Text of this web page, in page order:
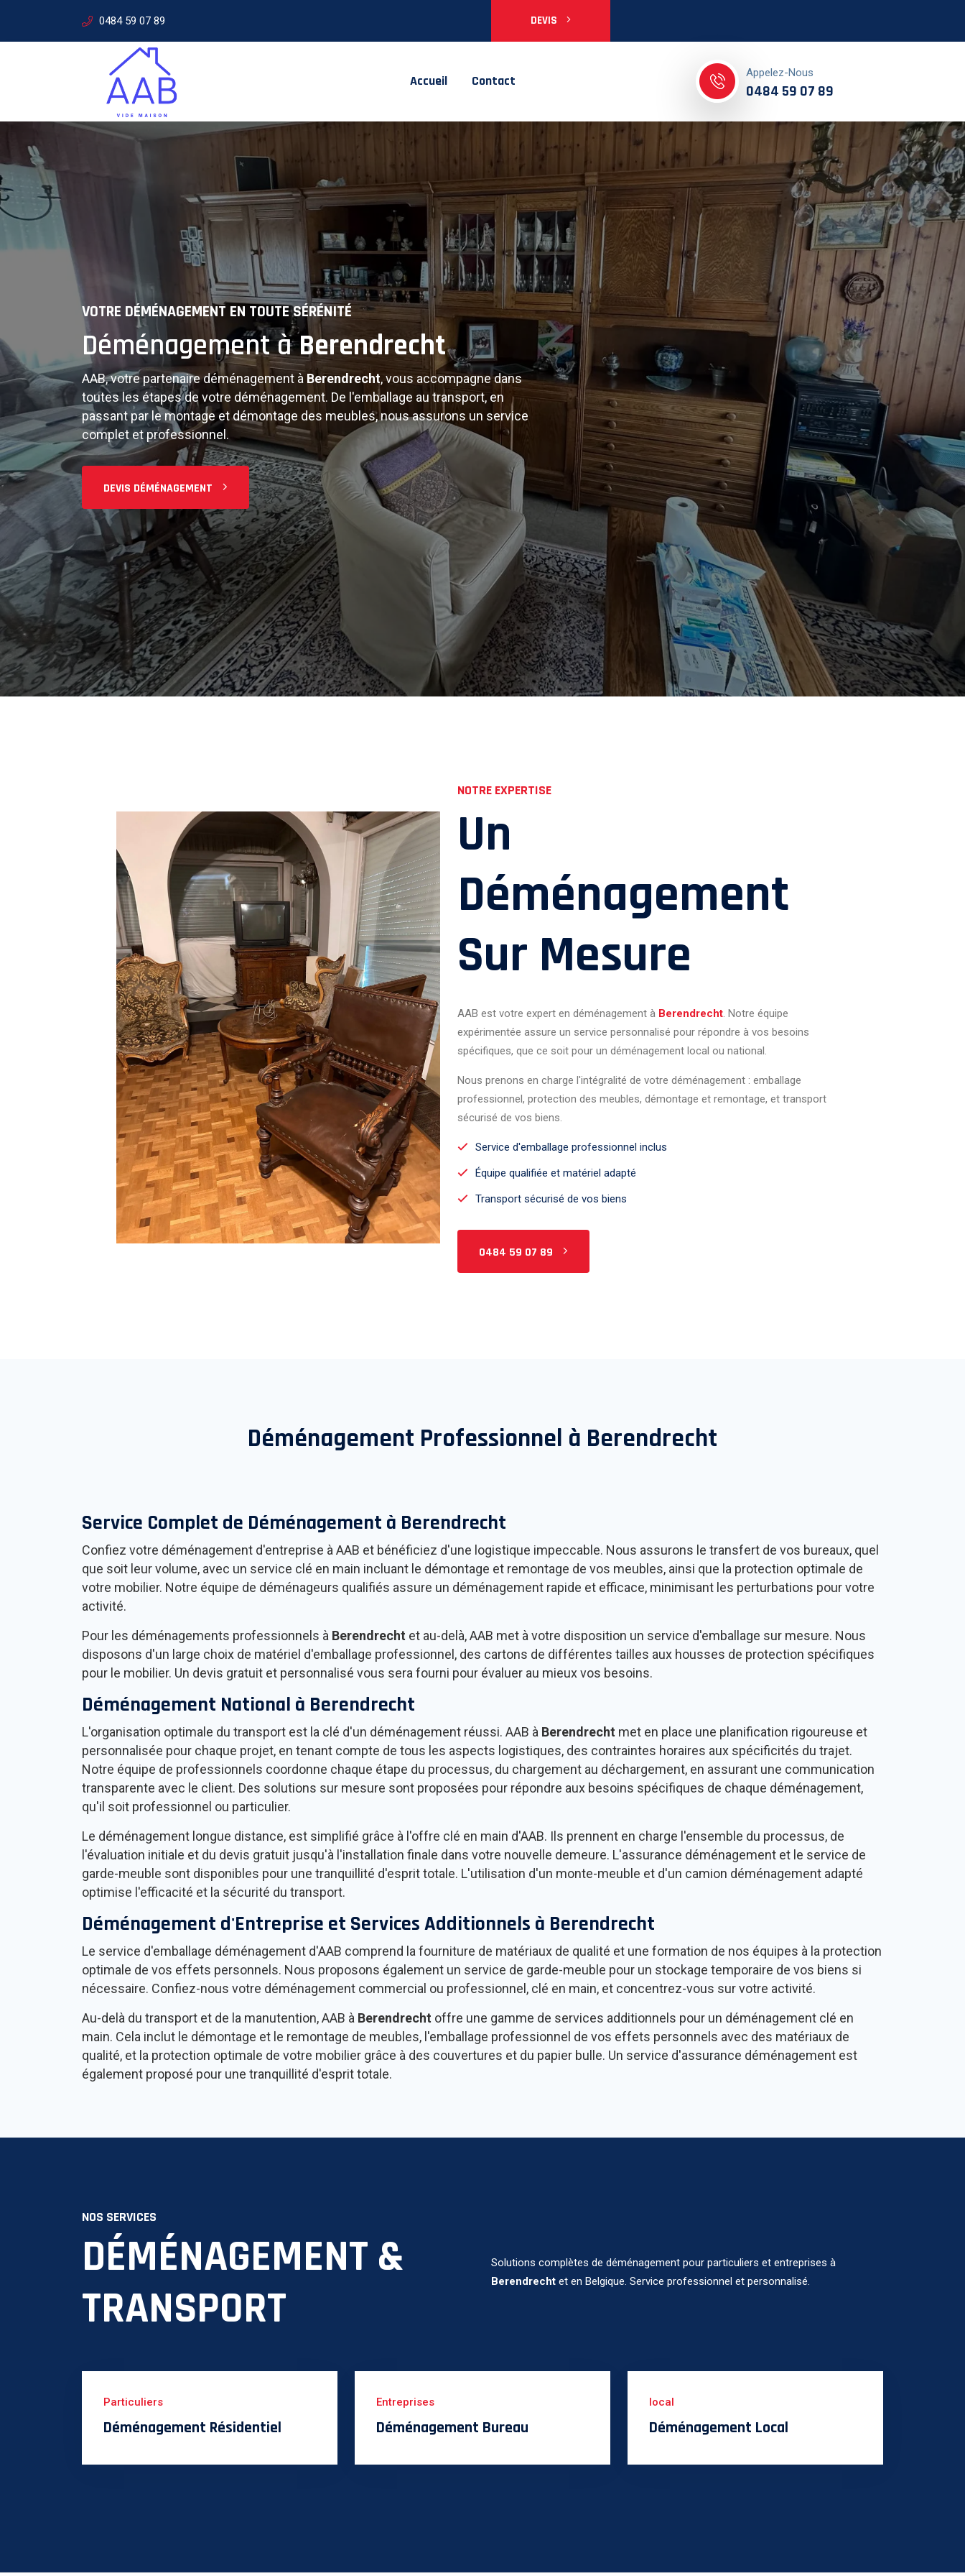
0484 59 07 89 DEVIS
Accueil Contact Appelez-Nous
0484 59 07 89
VOTRE DÉMÉNAGEMENT EN TOUTE SÉRÉNITÉ
Déménagement àBerendrecht
AAB, votre partenaire déménagement à Berendrecht, vous accompagne dans
toutes les étapes de votre déménagement. De l'emballage au transport, en
passant par le montage et démontage des meubles, nous assurons un service
complet et professionnel.
DEVIS DÉMÉNAGEMENT
SERVICES DE DÉMÉNAGEMENT
Solutions
Complètes de
Déménagement
Du studio à la maison familiale, nous adaptons nos services à vos besoins.
Équipe professionnelle, matériel adapté et véhicules modernes pour un
déménagement sans stress àBerendrechtet ses environs.
PLANIFIER MON DÉMÉNAGEMENT
NOTRE EXPERTISE
Un
Déménagement
Sur Mesure
AAB est votre expert en déménagement à Berendrecht. Notre équipe
expérimentée assure un service personnalisé pour répondre à vos besoins
spécifiques, que ce soit pour un déménagement local ou national.
Nous prenons en charge l'intégralité de votre déménagement : emballage
professionnel, protection des meubles, démontage et remontage, et transport
sécurisé de vos biens.
Service d'emballage professionnel inclus
Équipe qualifiée et matériel adapté
Transport sécurisé de vos biens
0484 59 07 89
Déménagement Professionnel à Berendrecht
Service Complet de Déménagement à Berendrecht
Confiez votre déménagement d'entreprise à AAB et bénéficiez d'une logistique impeccable. Nous assurons le transfert de vos bureaux, quel
que soit leur volume, avec un service clé en main incluant le démontage et remontage de vos meubles, ainsi que la protection optimale de
votre mobilier. Notre équipe de déménageurs qualifiés assure un déménagement rapide et efficace, minimisant les perturbations pour votre
activité.
Pour les déménagements professionnels à Berendrecht et au-delà, AAB met à votre disposition un service d'emballage sur mesure. Nous
disposons d'un large choix de matériel d'emballage professionnel, des cartons de différentes tailles aux housses de protection spécifiques
pour le mobilier. Un devis gratuit et personnalisé vous sera fourni pour évaluer au mieux vos besoins.
Déménagement National à Berendrecht
L'organisation optimale du transport est la clé d'un déménagement réussi. AAB à Berendrecht met en place une planification rigoureuse et
personnalisée pour chaque projet, en tenant compte de tous les aspects logistiques, des contraintes horaires aux spécificités du trajet.
Notre équipe de professionnels coordonne chaque étape du processus, du chargement au déchargement, en assurant une communication
transparente avec le client. Des solutions sur mesure sont proposées pour répondre aux besoins spécifiques de chaque déménagement,
qu'il soit professionnel ou particulier.
Le déménagement longue distance, est simplifié grâce à l'offre clé en main d'AAB. Ils prennent en charge l'ensemble du processus, de
l'évaluation initiale et du devis gratuit jusqu'à l'installation finale dans votre nouvelle demeure. L'assurance déménagement et le service de
garde-meuble sont disponibles pour une tranquillité d'esprit totale. L'utilisation d'un monte-meuble et d'un camion déménagement adapté
optimise l'efficacité et la sécurité du transport.
Déménagement d'Entreprise et Services Additionnels à Berendrecht
Le service d'emballage déménagement d'AAB comprend la fourniture de matériaux de qualité et une formation de nos équipes à la protection
optimale de vos effets personnels. Nous proposons également un service de garde-meuble pour un stockage temporaire de vos biens si
nécessaire. Confiez-nous votre déménagement commercial ou professionnel, clé en main, et concentrez-vous sur votre activité.
Au-delà du transport et de la manutention, AAB à Berendrecht offre une gamme de services additionnels pour un déménagement clé en
main. Cela inclut le démontage et le remontage de meubles, l'emballage professionnel de vos effets personnels avec des matériaux de
qualité, et la protection optimale de votre mobilier grâce à des couvertures et du papier bulle. Un service d'assurance déménagement est
également proposé pour une tranquillité d'esprit totale.
NOS SERVICES
DÉMÉNAGEMENT &
TRANSPORT
Solutions complètes de déménagement pour particuliers et entreprises à
Berendrecht et en Belgique. Service professionnel et personnalisé.
Particuliers
Déménagement Résidentiel
Entreprises
Déménagement Bureau
local
Déménagement Local